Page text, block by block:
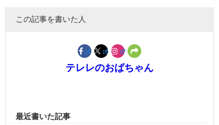
この記事を書いた人
テレレのおばちゃん
最近書いた記事